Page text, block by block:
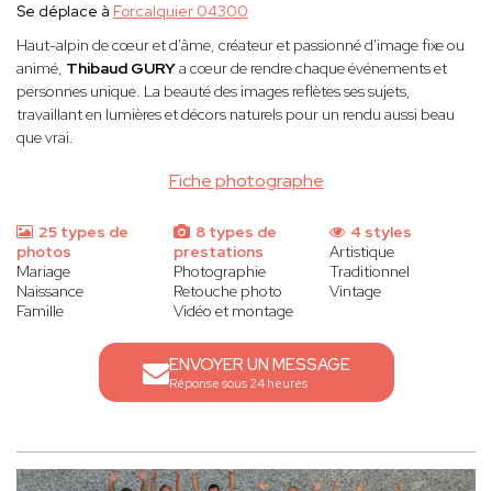
Fiche photographe
Se déplace à Forcalquier 04300
Haut-alpin de cœur et d'âme, créateur et passionné d'image fixe ou
animé, Thibaud GURYa cœur de rendre chaque événements et
personnes unique. La beauté des images reflètes ses sujets,
travaillant en lumières et décors naturels pour un rendu aussi beau
que vrai.
25 types de
photos
Mariage
Naissance
Famille
8 types de
prestations
Photographie
Retouche photo
Vidéo et montage
4 styles
Artistique
Traditionnel
Vintage
ENVOYER UN MESSAGE
Réponse sous 24 heures